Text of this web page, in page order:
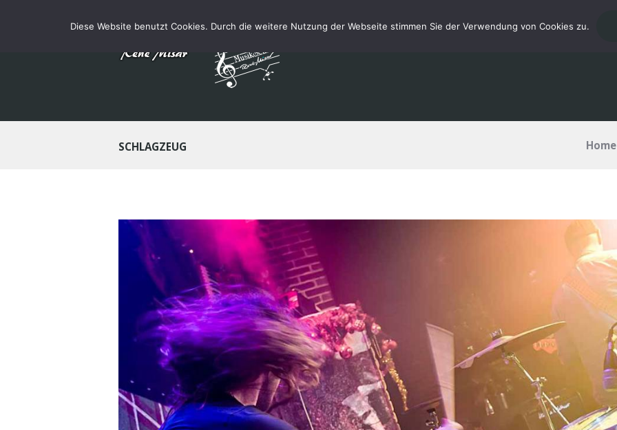
SCHLAGZEUG Home
Diese Website benutzt Cookies. Durch die weitere Nutzung der Webseite stimmen Sie der Verwendung von Cookies zu.